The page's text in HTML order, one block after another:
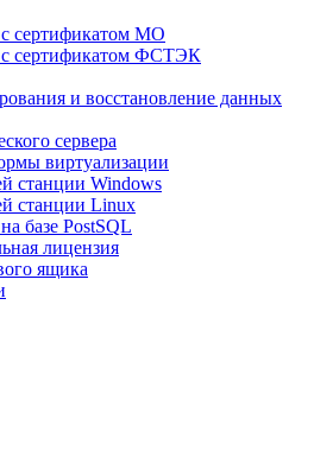
сертификатом МО
с сертификатом ФСТЭК
и восстановление данных
сервера
виртуализации
станции Windows
станции Linux
базе PostSQL
лицензия
ящика